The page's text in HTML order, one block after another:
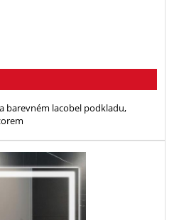
barevném lacobel podkladu,